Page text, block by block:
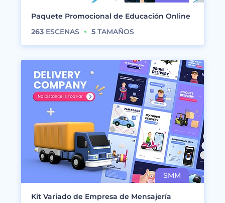
Paquete Promocional de Educación Online
263 ESCENAS 5 TAMAÑOS
Kit Variado de Empresa de Mensajería